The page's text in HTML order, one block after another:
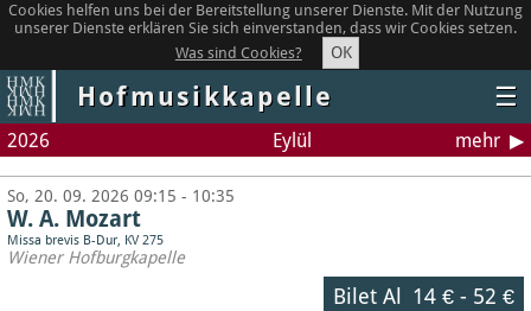
Cookies helfen uns bei der Bereitstellung unserer Dienste. Mit der Nutzung
unserer Dienste erklären Sie sich einverstanden, dass wir Cookies setzen.
Was sind Cookies?
OK
Hofmusikkapelle ☰
2026 Eylül mehr
So, 20. 09. 2026 09:15 - 10:35
W. A. Mozart
Missa brevis B-Dur, KV 275
Wiener Hofburgkapelle
Bilet Al 14 €- 52 €